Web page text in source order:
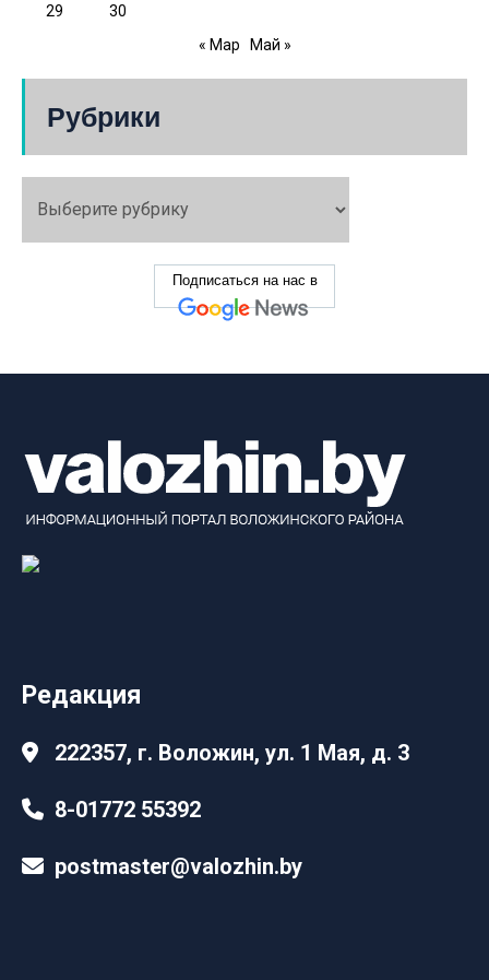
29
30
« Мар
Май »
Рубрики
Подписаться на нас в
Редакция
222357, г. Воложин, ул. 1 Мая, д. 3
8-01772 55392
postmaster@valozhin.by